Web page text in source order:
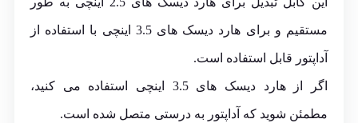
مستقیم و برای هارد دیسک های 3.5 اینچی با استفاده از
آداپتور قابل استفاده است.
اگر از هارد دیسک های 3.5 اینچی استفاده می کنید،
مطمئن شوید که آداپتور به درستی متصل شده است.